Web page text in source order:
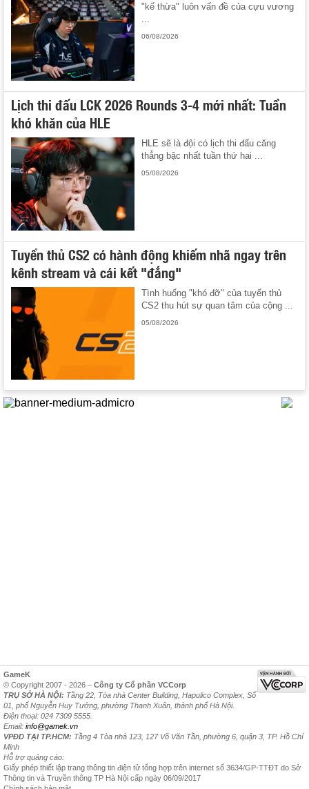
"kế thừa" luôn vấn đề của cựu vương
06/08/2026
Lịch thi đấu LCK 2026 Rounds 3-4 mới nhất: Tuần
khó khăn của HLE
HLE sẽ là đội có lịch thi đấu căng
thẳng bậc nhất tuần thứ hai ...
05/08/2026
Tuyển thủ CS2 có hành động khiếm nhã ngay trên
kênh stream và cái kết "đắng"
Tình huống "khó đỡ" của tuyển thủ
CS2 thu hút sự quan tâm của cộng ...
05/08/2026
GameK
© Copyright 2007 - 2026 – Công ty Cổ phần VCCorp
TRỤ SỞ HÀ NỘI: Tầng 22, Tòa nhà Center Building, Hapulico Complex, Số
01, phố Nguyễn Huy Tưởng, phường Thanh Xuân, thành phố Hà Nội.
Điện thoại: 024 7309 5555.
Email: info@gamek.vn
VPĐD TẠI TP.HCM: Tầng 4 Tòa nhà 123, 127 Võ Văn Tần, phường 6, quận 3, TP. Hồ Chí
Minh
Hỗ trợ quảng cáo:
Giấy phép thiết lập trang thông tin điện tử tổng hợp trên internet số 3634/GP-TTĐT do Sở
Thông tin và Truyền thông TP Hà Nội cấp ngày 06/09/2017